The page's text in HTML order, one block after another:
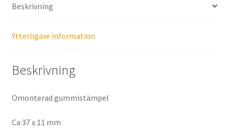
mängd
Beskrivning
Ytterligare information
Beskrivning
Omonterad gummistämpel
Ca 37 x 11 mm